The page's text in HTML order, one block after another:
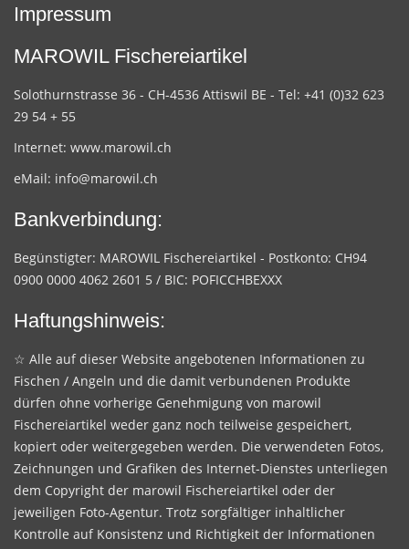
Impressum
MAROWIL Fischereiartikel
Solothurnstrasse 36 - CH-4536 Attiswil BE - Tel: +41 (0)32 623
29 54 + 55
Internet: www.marowil.ch
eMail: info@marowil.ch
Bankverbindung:
Begünstigter: MAROWIL Fischereiartikel - Postkonto: CH94
0900 0000 4062 2601 5 / BIC: POFICCHBEXXX
Haftungshinweis:
☆ Alle auf dieser Website angebotenen Informationen zu
Fischen / Angeln und die damit verbundenen Produkte
dürfen ohne vorherige Genehmigung von marowil
Fischereiartikel weder ganz noch teilweise gespeichert,
kopiert oder weitergegeben werden. Die verwendeten Fotos,
Zeichnungen und Grafiken des Internet-Dienstes unterliegen
dem Copyright der marowil Fischereiartikel oder der
jeweiligen Foto-Agentur. Trotz sorgfältiger inhaltlicher
Kontrolle auf Konsistenz und Richtigkeit der Informationen